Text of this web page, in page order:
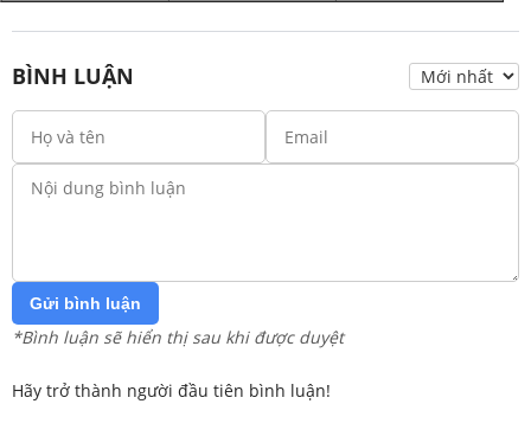
BÌNH LUẬN
Gửi bình luận
*Bình luận sẽ hiển thị sau khi được duyệt
Hãy trở thành người đầu tiên bình luận!